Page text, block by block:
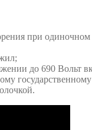
при
до 690 Вольт